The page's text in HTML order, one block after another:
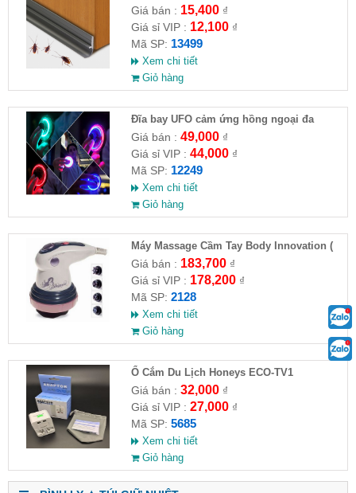
Chống Côn Trùng( HĐ )
Giá bán : 15,400₫
Giá sỉ VIP : 12,100₫
Mã SP: 13499
Xem chi tiết
Giỏ hàng
Đĩa bay UFO cảm ứng hồng ngoại đa
chiều tự động bay về
Giá bán : 49,000₫
Giá sỉ VIP : 44,000₫
Mã SP: 12249
Xem chi tiết
Giỏ hàng
Máy Massage Cầm Tay Body Innovation (
HĐ )
Giá bán : 183,700₫
Giá sỉ VIP : 178,200₫
Mã SP: 2128
Xem chi tiết
Giỏ hàng
Ổ Cắm Du Lịch Honeys ECO-TV1
Giá bán : 32,000₫
Giá sỉ VIP : 27,000₫
Mã SP: 5685
Xem chi tiết
Giỏ hàng